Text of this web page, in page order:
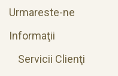
Urmareste-ne
Informaţii
Servicii Clienţi